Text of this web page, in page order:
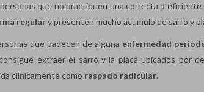
que no practiquen una correcta o eficiente
regulary presenten mucho acumulo de sarro y
que padecen de alguna enfermedad
extraer el sarro y la placa ubicados por
clínicamente como raspado radicular.